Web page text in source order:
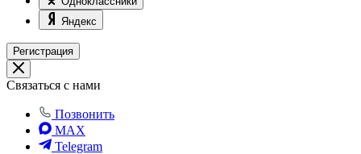
Яндекс
Регистрация
Связаться с нами
Позвонить
MAX
Telegram